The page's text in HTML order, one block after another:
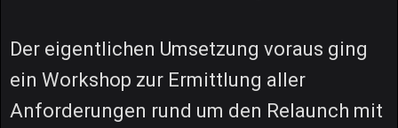
Der eigentlichen Umsetzung voraus ging
ein Workshop zur Ermittlung aller
Anforderungen rund um den Relaunch mit